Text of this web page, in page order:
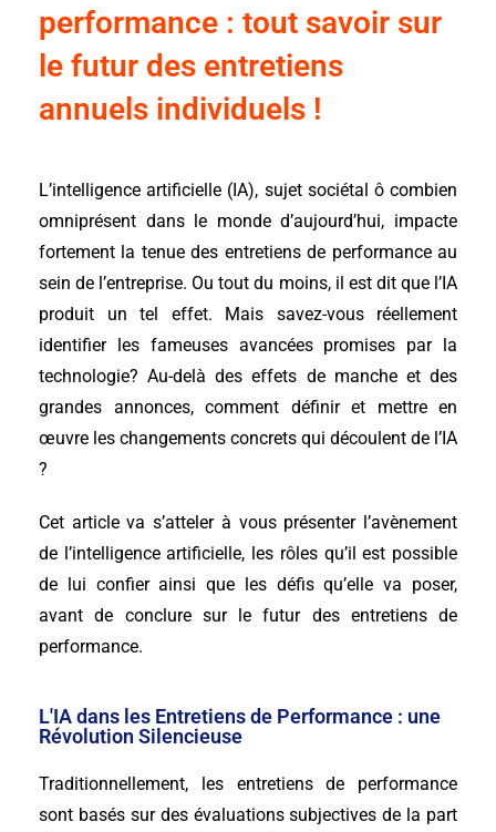
performance : tout savoir sur
le futur des entretiens
annuels individuels !
L’intelligence artificielle (IA), sujet sociétal ô combien
omniprésent dans le monde d’aujourd’hui, impacte
fortement la tenue des entretiens de performance au
sein de l’entreprise. Ou tout du moins, il est dit que l’IA
produit un tel effet. Mais savez-vous réellement
identifier les fameuses avancées promises par la
technologie? Au-delà des effets de manche et des
grandes annonces, comment définir et mettre en
œuvre les changements concrets qui découlent de l’IA
?
Cet article va s’atteler à vous présenter l’avènement
de l’intelligence artificielle, les rôles qu’il est possible
de lui confier ainsi que les défis qu’elle va poser,
avant de conclure sur le futur des entretiens de
performance.
L'IA dans les Entretiens de Performance : une
Révolution Silencieuse
Traditionnellement, les entretiens de performance
sont basés sur des évaluations subjectives de la part